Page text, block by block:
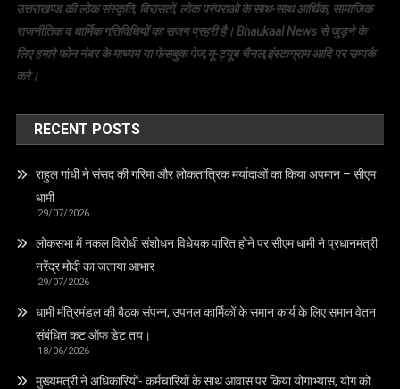
उत्तराखण्ड की लोक संस्कृति, विरासतों, लोक परंपराओ के साथ-साथ आर्थिक, सामाजिक
राजनीतिक व धार्मिक गतिविधियों का सजग प्रहरी है। Bhaukaal News से जुड़ने के
लिए हमारे फोन नंबर के माध्यम या फेसबुक पेज,यू-ट्यूब चैनल,इंस्टाग्राम आदि पर सम्पर्क
करे।
RECENT POSTS
राहुल गांधी ने संसद की गरिमा और लोकतांत्रिक मर्यादाओं का किया अपमान – सीएम
धामी
29/07/2026
लोकसभा में नकल विरोधी संशोधन विधेयक पारित होने पर सीएम धामी ने प्रधानमंत्री
नरेंद्र मोदी का जताया आभार
29/07/2026
धामी मंत्रिमंडल की बैठक संपन्न, उपनल कार्मिकों के समान कार्य के लिए समान वेतन
संबंधित कट ऑफ डेट तय।
18/06/2026
मुख्यमंत्री ने अधिकारियों- कर्मचारियों के साथ आवास पर किया योगाभ्यास, योग को